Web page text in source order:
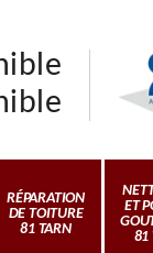
RÉPARATION
DE TOITURE
81 TARN
ET
81